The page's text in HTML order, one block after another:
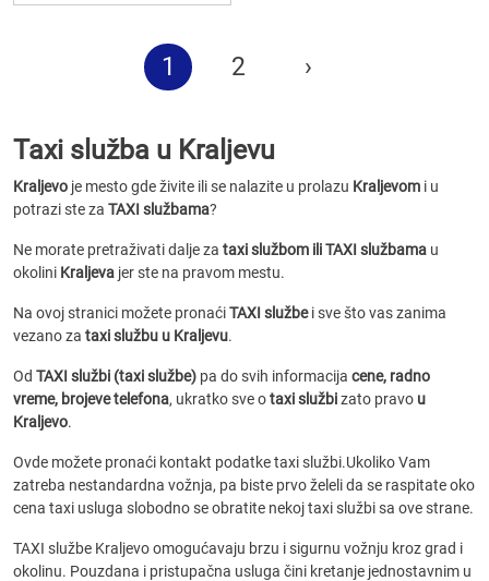
1 2 ›
Taxi služba u Kraljevu
Kraljevo je mesto gde živite ili se nalazite u prolazu Kraljevom i u
potrazi ste za TAXI službama?
Ne morate pretraživati dalje za taxi službom ili TAXI službama u
okolini Kraljeva jer ste na pravom mestu.
Na ovoj stranici možete pronaćiTAXI službei sve što vas zanima
vezano za taxi službu u Kraljevu.
Od TAXI službi (taxi službe) pa do svih informacija cene, radno
vreme, brojeve telefona, ukratko sve otaxi službizato pravo u
Kraljevo.
Ovde možete pronaći kontakt podatke taxi službi.Ukoliko Vam
zatreba nestandardna vožnja, pa biste prvo želeli da se raspitate oko
cena taxi usluga slobodno se obratite nekoj taxi službi sa ove strane.
TAXI službe Kraljevo omogućavaju brzu i sigurnu vožnju kroz grad i
okolinu. Pouzdana i pristupačna usluga čini kretanje jednostavnim u